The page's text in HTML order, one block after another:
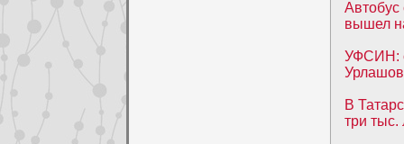
Автобус
вышел
УФСИН:
Урлашов
В
три тыс.